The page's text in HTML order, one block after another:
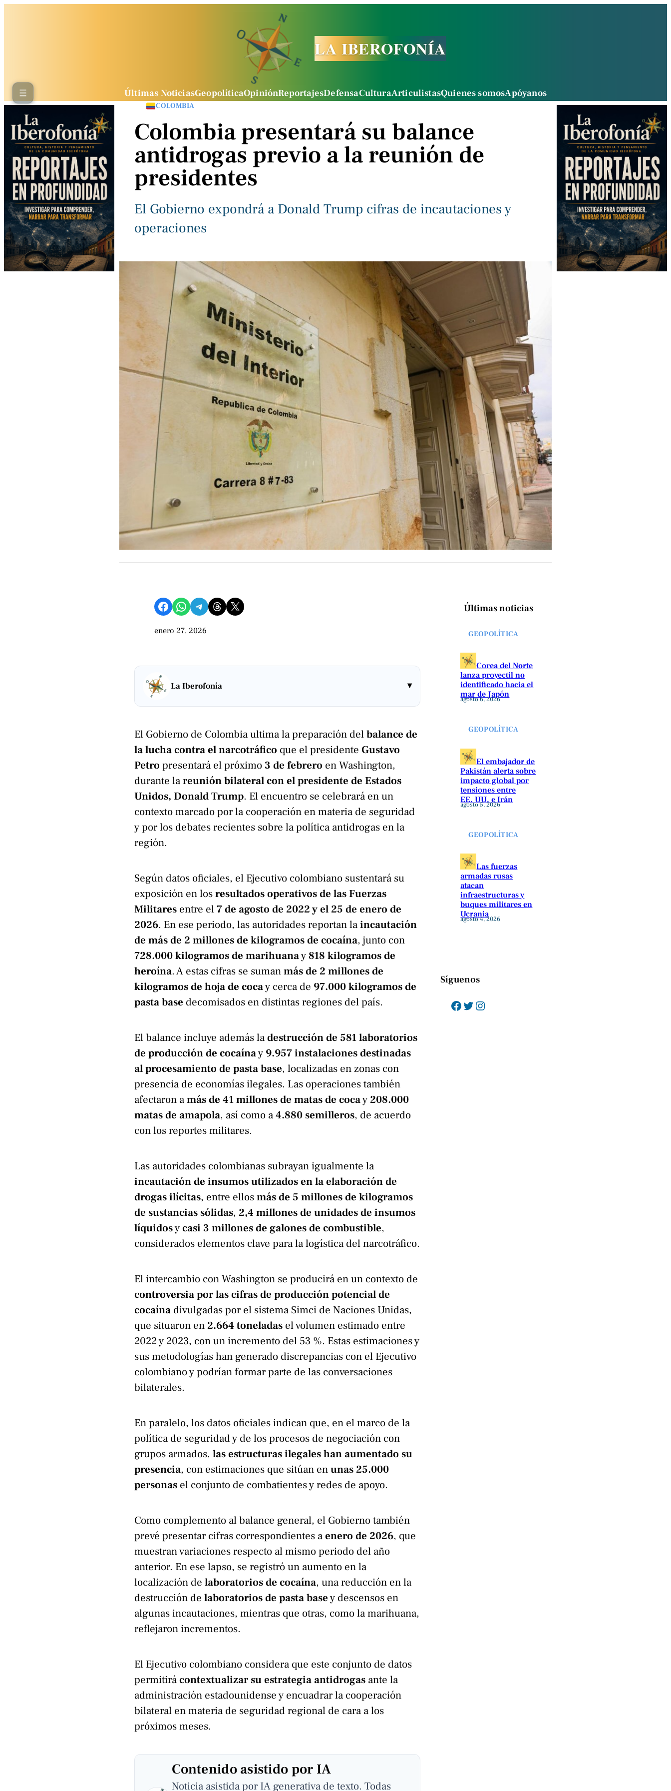
LA IBEROFONÍA
Últimas NoticiasGeopolíticaOpiniónReportajesDefensaCulturaArticulistasQuienes somosApóyanos
COLOMBIA
Colombia presentará su balance
antidrogas previo a la reunión de
presidentes
El Gobierno expondrá a Donald Trump cifras de incautaciones y
operaciones
Compartir en Facebook Compartir en WhatsApp Compartir en Telegram Share on Threads Compartir en X
enero 27, 2026
La Iberofonía ▾
El Gobierno de Colombia ultima la preparación delbalance de
la lucha contra el narcotráfico que el presidente Gustavo
Petro presentará el próximo3 de febrero en Washington,
durante lareunión bilateral con el presidente de Estados
Unidos, Donald Trump. El encuentro se celebrará en un
contexto marcado por la cooperación en materia de seguridad
y por los debates recientes sobre la política antidrogas en la
región.
Según datos oficiales, el Ejecutivo colombiano sustentará su
exposición en losresultados operativos de las Fuerzas
Militares entre el7 de agosto de 2022 y el 25 de enero de
2026. En ese periodo, las autoridades reportan laincautación
de más de 2 millones de kilogramos de cocaína, junto con
728.000 kilogramos de marihuanay 818 kilogramos de
heroína. A estas cifras se sumanmás de 2 millones de
kilogramos de hoja de cocay cerca de 97.000 kilogramos de
pasta base decomisados en distintas regiones del país.
El balance incluye además ladestrucción de 581 laboratorios
de producción de cocaínay 9.957 instalaciones destinadas
al procesamiento de pasta base, localizadas en zonas con
presencia de economías ilegales. Las operaciones también
afectaron amás de 41 millones de matas de cocay 208.000
matas de amapola, así como a4.880 semilleros, de acuerdo
con los reportes militares.
Las autoridades colombianas subrayan igualmente la
incautación de insumos utilizados en la elaboración de
drogas ilícitas, entre ellosmás de 5 millones de kilogramos
de sustancias sólidas, 2,4 millones de unidades de insumos
líquidosycasi 3 millones de galones de combustible,
considerados elementos clave para la logística del narcotráfico.
El intercambio con Washington se producirá en un contexto de
controversia por las cifras de producción potencial de
cocaína divulgadas por el sistema Simci de Naciones Unidas,
que situaron en 2.664 toneladas el volumen estimado entre
2022 y 2023, con un incremento del 53 %. Estas estimaciones y
sus metodologías han generado discrepancias con el Ejecutivo
colombiano y podrían formar parte de las conversaciones
bilaterales.
En paralelo, los datos oficiales indican que, en el marco de la
política de seguridad y de los procesos de negociación con
grupos armados,las estructuras ilegales han aumentado su
presencia, con estimaciones que sitúan enunas 25.000
personas el conjunto de combatientes y redes de apoyo.
Como complemento al balance general, el Gobierno también
prevé presentar cifras correspondientes aenero de 2026, que
muestran variaciones respecto al mismo periodo del año
anterior. En ese lapso, se registró un aumento en la
localización delaboratorios de cocaína, una reducción en la
destrucción delaboratorios de pasta basey descensos en
algunas incautaciones, mientras que otras, como la marihuana,
reflejaron incrementos.
El Ejecutivo colombiano considera que este conjunto de datos
permitirácontextualizar su estrategia antidrogas ante la
administración estadounidense y encuadrar la cooperación
bilateral en materia de seguridad regional de cara a los
próximos meses.
Contenido asistido por IA
Noticia asistida por IA generativa de texto. Todas
Últimas noticias
GEOPOLÍTICA
Corea del Norte
lanza proyectil no
identificado hacia el
mar de Japón
agosto 6, 2026
GEOPOLÍTICA
El embajador de
Pakistán alerta sobre
impacto global por
tensiones entre
EE. UU. e Irán
agosto 5, 2026
GEOPOLÍTICA
Las fuerzas
armadas rusas
atacan
infraestructuras y
buques militares en
Ucrania
agosto 4, 2026
Síguenos
Facebook Twitter Instagram